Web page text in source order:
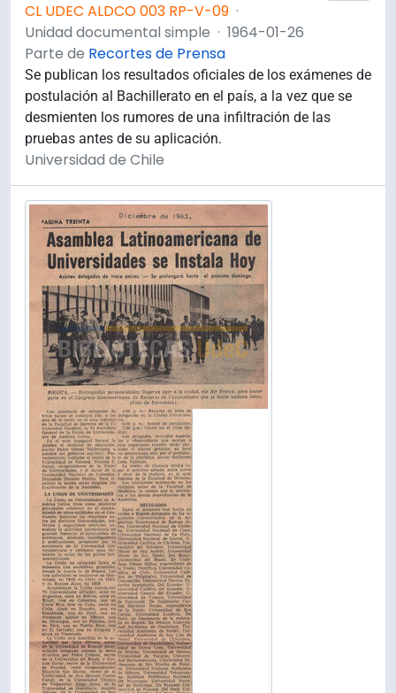
CL UDEC ALDCO 003 RP-V-09 ·
Unidad documental simple · 1964-01-26
Parte de Recortes de Prensa
Se publican los resultados oficiales de los exámenes de
postulación al Bachillerato en el país, a la vez que se
desmienten los rumores de una infiltración de las
pruebas antes de su aplicación.
Universidad de Chile